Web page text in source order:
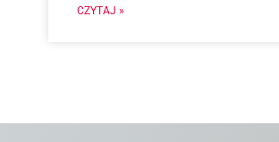
CZYTAJ »